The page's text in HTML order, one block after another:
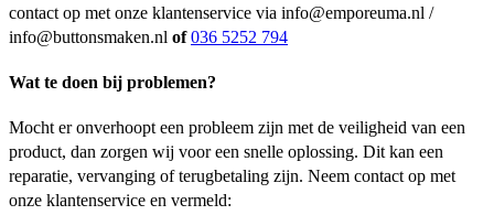
contact op met onze klantenservice via info@emporeuma.nl /
info@buttonsmaken.nl of036 5252 794
Wat te doen bij problemen?
Mocht er onverhoopt een probleem zijn met de veiligheid van een
product, dan zorgen wij voor een snelle oplossing. Dit kan een
reparatie, vervanging of terugbetaling zijn. Neem contact op met
onze klantenservice en vermeld: